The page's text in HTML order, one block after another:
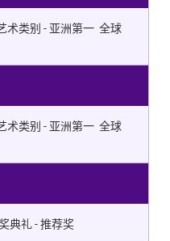
术类别 - 亚洲第一 全球
术类别 - 亚洲第一 全球
典礼 - 推荐奖